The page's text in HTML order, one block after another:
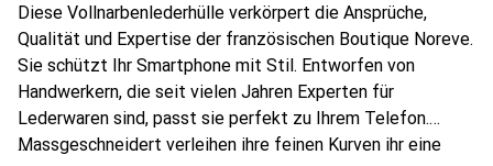
Diese Vollnarbenlederhülle verkörpert die Ansprüche,
Qualität und Expertise der französischen Boutique Noreve.
Sie schützt Ihr Smartphone mit Stil. Entworfen von
Handwerkern, die seit vielen Jahren Experten für
Lederwaren sind, passt sie perfekt zu Ihrem Telefon.
Massgeschneidert verleihen ihre feinen Kurven ihr eine